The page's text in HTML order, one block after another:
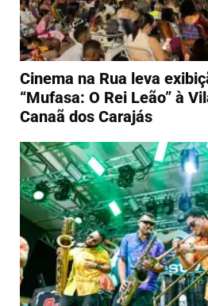
Cinema na Rua leva
“Mufasa: O Rei Leão” à
Canaã dos Carajás